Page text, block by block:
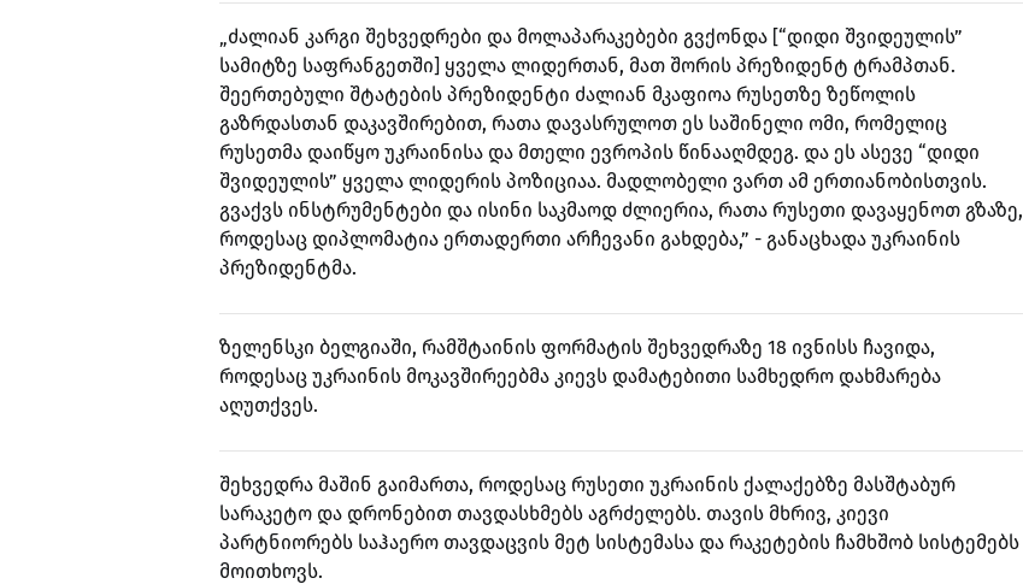
„ძალიან კარგი შეხვედრები და მოლაპარაკებები გვქონდა [“დიდი შვიდეულის”
სამიტზე საფრანგეთში] ყველა ლიდერთან, მათ შორის პრეზიდენტ ტრამპთან.
შეერთებული შტატების პრეზიდენტი ძალიან მკაფიოა რუსეთზე ზეწოლის
გაზრდასთან დაკავშირებით, რათა დავასრულოთ ეს საშინელი ომი, რომელიც
რუსეთმა დაიწყო უკრაინისა და მთელი ევროპის წინააღმდეგ. და ეს ასევე “დიდი
შვიდეულის” ყველა ლიდერის პოზიციაა. მადლობელი ვართ ამ ერთიანობისთვის.
გვაქვს ინსტრუმენტები და ისინი საკმაოდ ძლიერია, რათა რუსეთი დავაყენოთ გზაზე,
როდესაც დიპლომატია ერთადერთი არჩევანი გახდება,” - განაცხადა უკრაინის
პრეზიდენტმა.
ზელენსკი ბელგიაში, რამშტაინის ფორმატის შეხვედრაზე 18 ივნისს ჩავიდა,
როდესაც უკრაინის მოკავშირეებმა კიევს დამატებითი სამხედრო დახმარება
აღუთქვეს.
შეხვედრა მაშინ გაიმართა, როდესაც რუსეთი უკრაინის ქალაქებზე მასშტაბურ
სარაკეტო და დრონებით თავდასხმებს აგრძელებს. თავის მხრივ, კიევი
პარტნიორებს საჰაერო თავდაცვის მეტ სისტემასა და რაკეტების ჩამხშობ სისტემებს
მოითხოვს.